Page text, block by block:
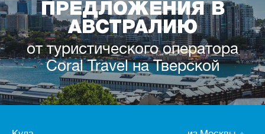
ПРЕДЛОЖЕНИЯ В
АВСТРАЛИЮ
от туристического оператора
Coral Travel на Тверской